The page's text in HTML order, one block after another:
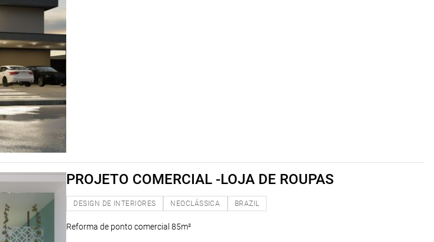
PROJETO COMERCIAL -LOJA DE ROUPAS
DESIGN DE INTERIORES NEOCLÁSSICA BRAZIL
Reforma de ponto comercial 85m²